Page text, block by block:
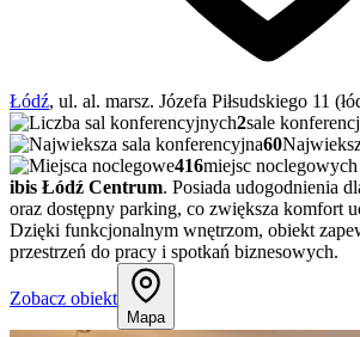
Łódź, ul. al. marsz. Józefa Piłsudskiego 11
2sale
60
416miejsc noclegowych
ibis Łódź Centrum. Posiada udogodnienia
oraz dostępny parking, co zwiększa komfort
Dzięki funkcjonalnym wnętrzom, obiekt
przestrzeń do pracy i spotkań biznesowych.
Zobacz obiekt
Mapa